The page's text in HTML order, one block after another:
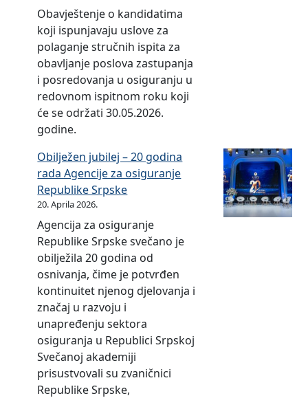
Obavještenje o kandidatima
koji ispunjavaju uslove za
polaganje stručnih ispita za
obavljanje poslova zastupanja
i posredovanja u osiguranju u
redovnom ispitnom roku koji
će se održati 30.05.2026.
godine.
Obilježen jubilej – 20 godina
rada Agencije za osiguranje
Republike Srpske
20. Aprila 2026.
Agencija za osiguranje
Republike Srpske svečano je
obilježila 20 godina od
osnivanja, čime je potvrđen
kontinuitet njenog djelovanja i
značaj u razvoju i
unapređenju sektora
osiguranja u Republici Srpskoj
Svečanoj akademiji
prisustvovali su zvaničnici
Republike Srpske,